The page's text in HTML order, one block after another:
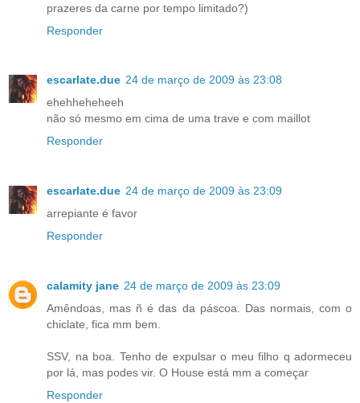
prazeres da carne por tempo limitado?)
Responder
escarlate.due 24 de março de 2009 às 23:08
ehehheheheeh
não só mesmo em cima de uma trave e com maillot
Responder
escarlate.due 24 de março de 2009 às 23:09
arrepiante é favor
Responder
calamity jane 24 de março de 2009 às 23:09
Amêndoas, mas ñ é das da páscoa. Das normais, com o
chiclate, fica mm bem.
SSV, na boa. Tenho de expulsar o meu filho q adormeceu
por lá, mas podes vir. O House está mm a começar
Responder